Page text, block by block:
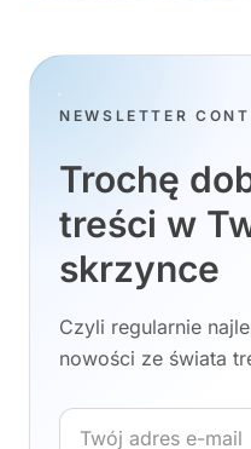
NEWSLETTER
Trochę
treści w
skrzynce
Czyli regularnie
nowości ze świata
Adres e-mail